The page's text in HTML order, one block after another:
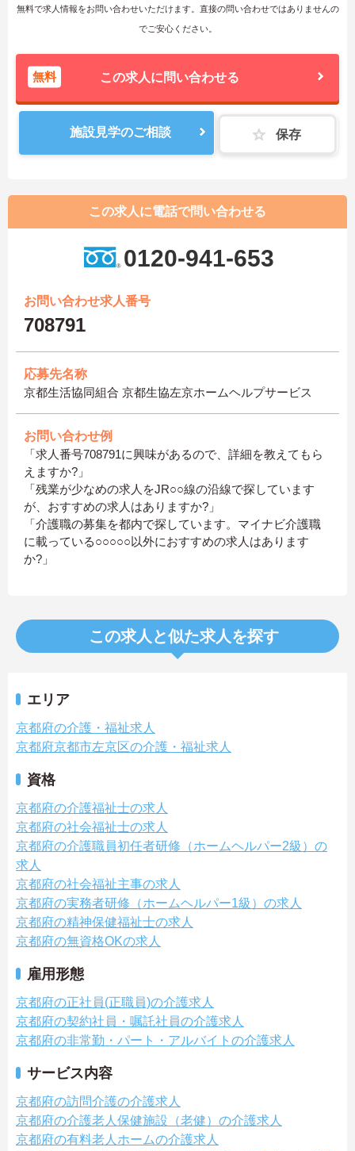
無料で求人情報をお問い合わせいただけます。直接の問い合わせではありませんの
でご安心ください。
無料 この求人に問い合わせる
施設見学のご相談 保存
この求人に電話で問い合わせる
0120-941-653
お問い合わせ求人番号
708791
応募先名称
京都生活協同組合 京都生協左京ホームヘルプサービス
お問い合わせ例
「求人番号708791に興味があるので、詳細を教えてもら
えますか?」
「残業が少なめの求人をJR○○線の沿線で探しています
が、おすすめの求人はありますか?」
「介護職の募集を都内で探しています。マイナビ介護職
に載っている○○○○○以外におすすめの求人はあります
か?」
この求人と似た求人を探す
エリア
京都府の介護・福祉求人
京都府京都市左京区の介護・福祉求人
資格
京都府の介護福祉士の求人
京都府の社会福祉士の求人
京都府の介護職員初任者研修（ホームヘルパー2級）の
求人
京都府の社会福祉主事の求人
京都府の実務者研修（ホームヘルパー1級）の求人
京都府の精神保健福祉士の求人
京都府の無資格OKの求人
雇用形態
京都府の正社員(正職員)の介護求人
京都府の契約社員・嘱託社員の介護求人
京都府の非常勤・パート・アルバイトの介護求人
サービス内容
京都府の訪問介護の介護求人
京都府の介護老人保健施設（老健）の介護求人
京都府の有料老人ホームの介護求人